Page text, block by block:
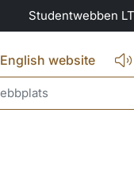
Studentwebben
English website